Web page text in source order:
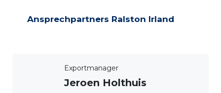
Ansprechpartners Ralston Irland
Exportmanager
Jeroen Holthuis